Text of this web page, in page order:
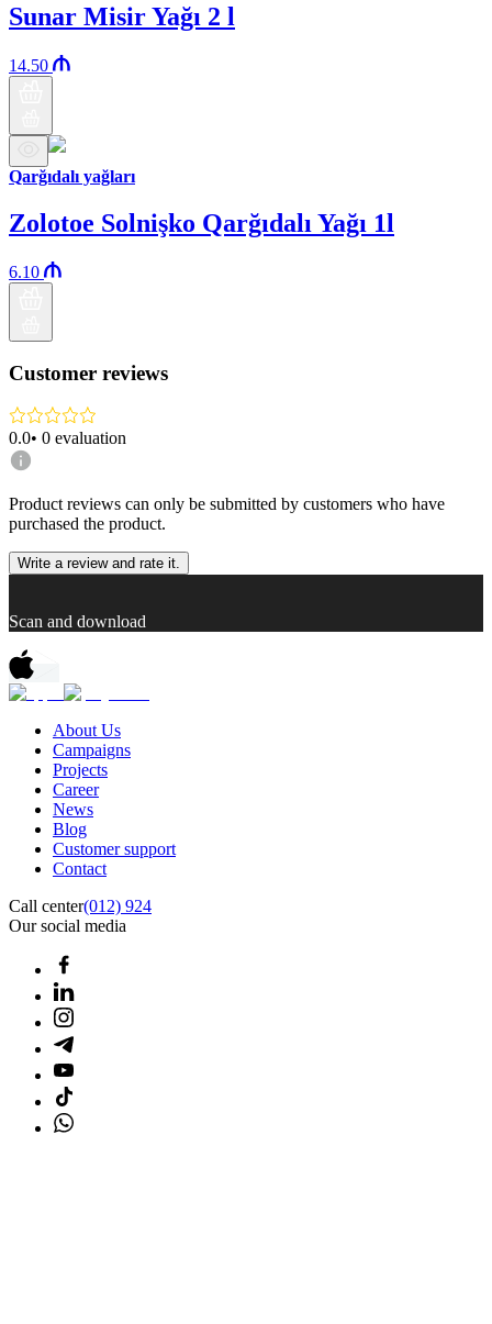
Sunar Misir Yağı 2 l
14.50
Qarğıdalı yağları
Zolotoe Solnişko Qarğıdalı Yağı 1l
6.10
Customer reviews
0.0• 0 evaluation
Product reviews can only be submitted by customers who have
purchased the product.
Write a review and rate it.
Scan and download
About Us
Campaigns
Projects
Career
News
Blog
Customer support
Contact
Call center(012) 924
Our social media